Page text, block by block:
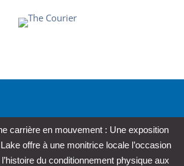
carrière en mouvement : Une exposition
offre à une monitrice locale l’occasion
du conditionnement physique aux